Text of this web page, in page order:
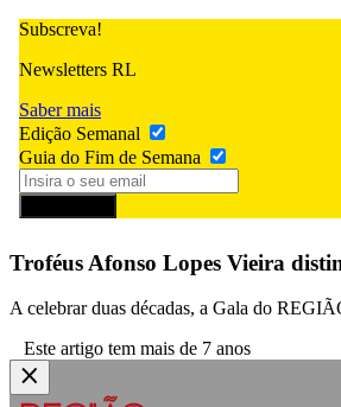
Subscreva!
Newsletters RL
Saber mais
Edição Semanal
Guia do Fim de Semana
Troféus Afonso Lopes Vieira
A celebrar duas décadas, a Gala do
Este artigo tem mais de 7 anos